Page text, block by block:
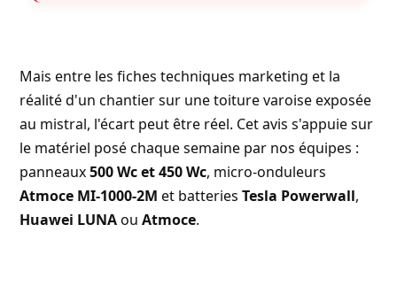
Mais entre les fiches techniques marketing et la
réalité d'un chantier sur une toiture varoise exposée
au mistral, l'écart peut être réel. Cet avis s'appuie sur
le matériel posé chaque semaine par nos équipes :
panneaux500 Wc et 450 Wc, micro-onduleurs
Atmoce MI-1000-2M et batteriesTesla Powerwall,
Huawei LUNAouAtmoce.